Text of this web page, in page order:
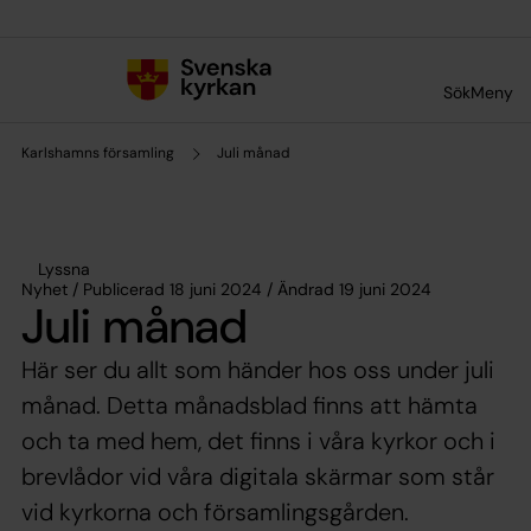
SökMeny
Karlshamns församling Juli månad
Lyssna
Nyhet / Publicerad 18 juni 2024 / Ändrad 19 juni 2024
Juli månad
Här ser du allt som händer hos oss under juli
månad. Detta månadsblad finns att hämta
och ta med hem, det finns i våra kyrkor och i
brevlådor vid våra digitala skärmar som står
vid kyrkorna och församlingsgården.